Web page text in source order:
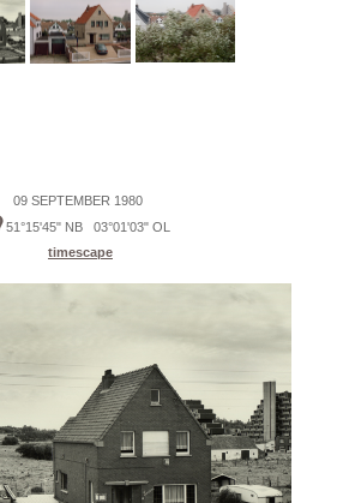
09 SEPTEMBER 1980
51°15'45" NB 03°01'03" OL
timescape